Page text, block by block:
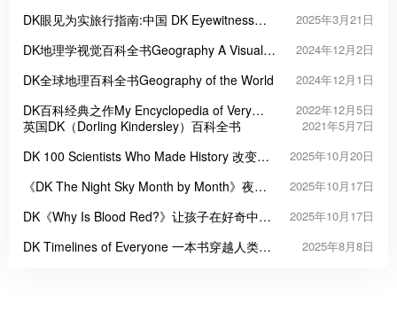
DK眼见为实旅行指南:中国 DK Eyewitness
2025年3月21日
DK地理学视觉百科全书Geography A Visual
2024年12月2日
DK全球地理百科全书Geography of the World 2024年12月1日
DK百科经典之作My Encyclopedia of Very
Importan《那些重要的》系列最全7册
2022年12月5日
英国DK（Dorling Kindersley）百科全书 2021年5月7日
DK 100 Scientists Who Made History 改变世
2025年10月20日
《DK The Night Sky Month by Month》夜空
2025年10月17日
DK《Why Is Blood Red?》让孩子在好奇中爱
2025年10月17日
DK Timelines of Everyone 一本书穿越人类历
2025年8月8日